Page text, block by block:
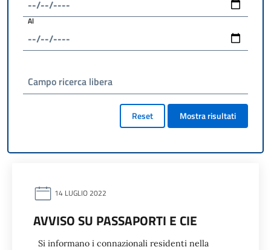
Al
Campo ricerca libera
Reset Mostra risultati
14 LUGLIO 2022
AVVISO SU PASSAPORTI E CIE
Si informano i connazionali residenti nella